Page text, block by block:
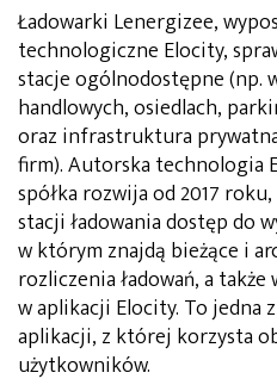
Ładowarki Lenergizee,
technologiczne Elocity,
stacje ogólnodostępne (np.
handlowych, osiedlach,
oraz infrastruktura
firm). Autorska technologia
spółka rozwija od 2017
stacji ładowania dostęp do
w którym znajdą bieżące i
rozliczenia ładowań, a
w aplikacji Elocity. To jedna
aplikacji, z której korzysta
użytkowników.